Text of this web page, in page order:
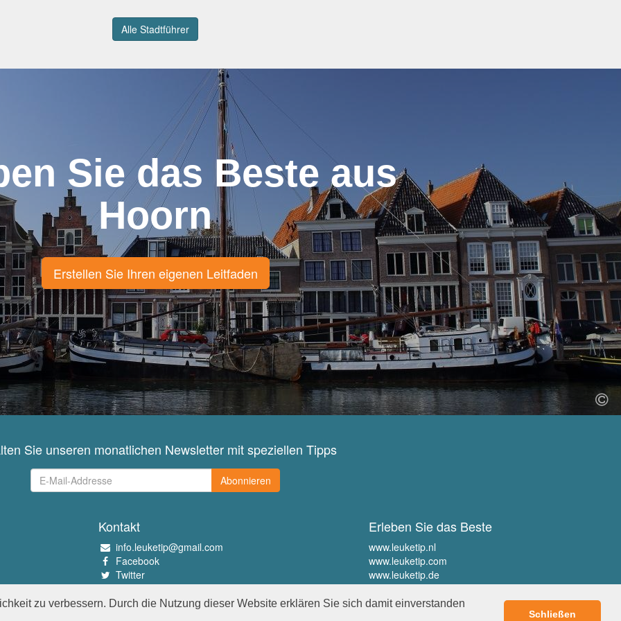
zu verbessern. Durch die Nutzung dieser Website erklären Sie sich damit einverstanden
Schließen
Alle Stadtführer
Sie das Beste aus
Hoorn
Erstellen Sie Ihren eigenen Leitfaden
Sie unseren monatlichen Newsletter mit speziellen Tipps
Abonnieren
Kontakt
info.leuketip@gmail.com
Facebook
Twitter
Instagram
Pinterest
Erleben Sie das Beste
www.leuketip.nl
www.leuketip.com
www.leuketip.de
www.leuketip.fr